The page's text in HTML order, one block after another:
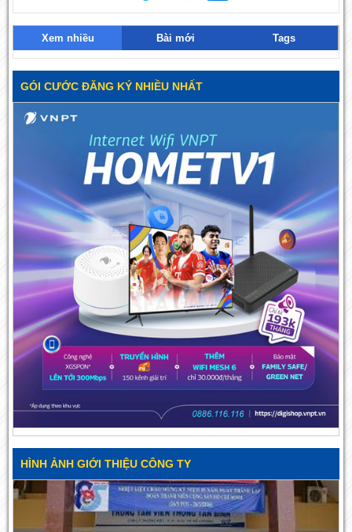
Xem nhiều Bài mới Tags
GÓI CƯỚC ĐĂNG KÝ NHIỀU NHẤT
HÌNH ẢNH GIỚI THIỆU CÔNG TY